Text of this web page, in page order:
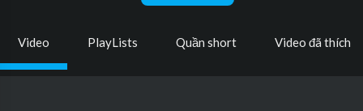
Video PlayLists Quần short Video đã thích